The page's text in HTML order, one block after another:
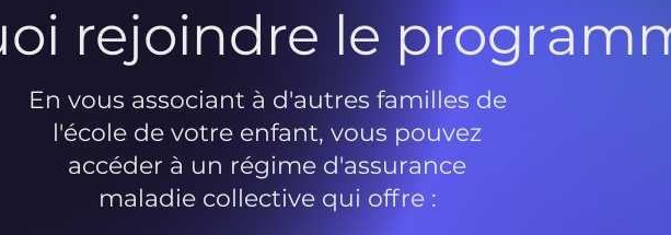
rejoindre le
En vous associant à d'autres familles de
l'école de votre enfant, vous pouvez
accéder à un régime d'assurance
maladie collective qui offre :